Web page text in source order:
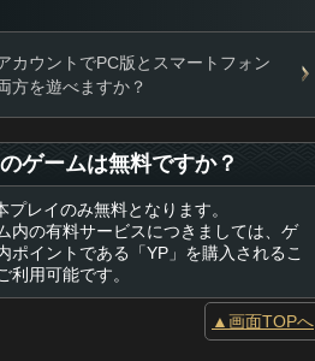
カウントでPC版とスマートフォン
方を遊べますか？
ゲームは無料ですか？
プレイのみ無料となります。
内の有料サービスにつきましては、ゲ
ポイントである「YP」を購入されるこ
利用可能です。
▲画面TOPへ